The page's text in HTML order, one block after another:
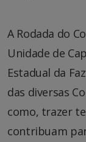
A Rodada do
Unidade de
Estadual da
das diversas
como, trazer
contribuam